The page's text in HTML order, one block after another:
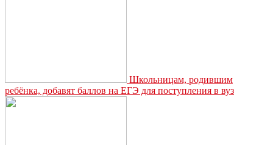
Школьницам, родившим
ребёнка, добавят баллов на ЕГЭ для поступления в вуз